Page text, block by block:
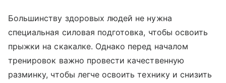
Большинству здоровых людей не нужна
специальная силовая подготовка, чтобы освоить
прыжки на скакалке. Однако перед началом
тренировок важно провести качественную
разминку, чтобы легче освоить технику и снизить